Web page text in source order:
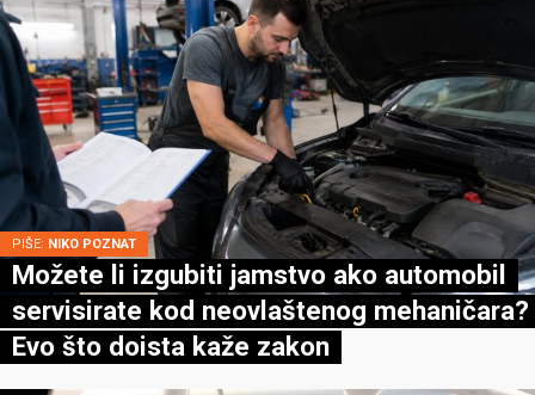
PIŠE: NIKO POZNAT
Možete li izgubiti jamstvo ako automobil
servisirate kod neovlaštenog mehaničara?
Evo što doista kaže zakon